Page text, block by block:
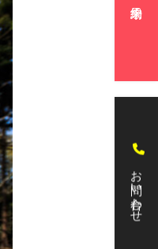
お問い合わせ